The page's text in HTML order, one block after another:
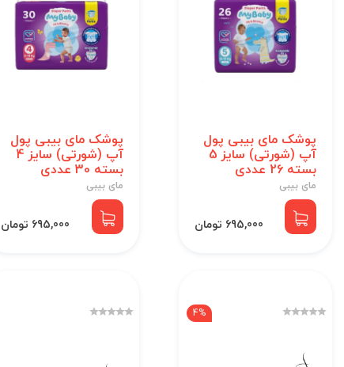
پوشک مای بیبی پول
آپ (شورتی) سایز 5
بسته 26 عددی
مای بیبی
695,000 تومان
پوشک مای بیبی پول
آپ (شورتی) سایز 4
بسته 30 عددی
مای بیبی
695,000 تومان
4%